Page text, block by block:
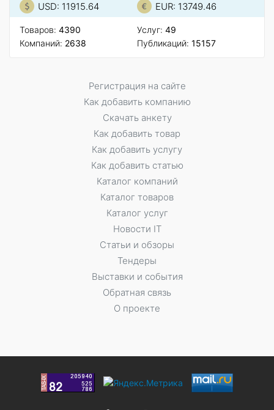
USD: 11915.64 EUR: 13749.46
Товаров: 4390
Компаний: 2638
Услуг: 49
Публикаций: 15157
Регистрация на сайте
Как добавить компанию
Скачать анкету
Как добавить товар
Как добавить услугу
Как добавить статью
Каталог компаний
Каталог товаров
Каталог услуг
Новости IT
Статьи и обзоры
Тендеры
Выставки и события
Обратная связь
О проекте